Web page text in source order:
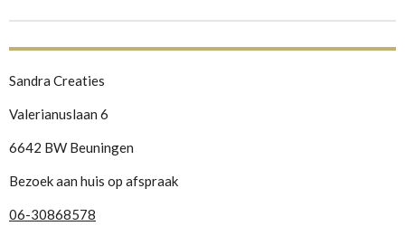
Sandra Creaties
Valerianuslaan 6
6642 BW Beuningen
Bezoek aan huis op afspraak
06-30868578